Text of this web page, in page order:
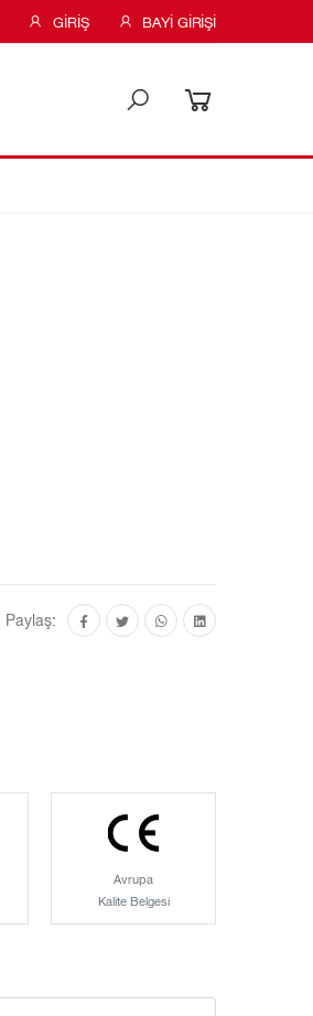
GIRIŞ BAYI GIRIŞI
Paylaş:
Avrupa
Kalite Belgesi